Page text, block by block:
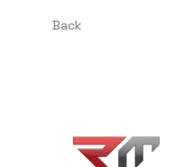
Back